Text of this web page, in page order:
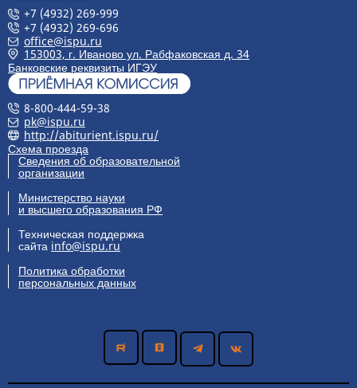
+7 (4932) 269-999
+7 (4932) 269-696
office@ispu.ru
153003, г. Иваново ул. Рабфаковская д. 34
Банковские реквизиты ИГЭУ
8-800-444-59-38
pk@ispu.ru
http://abiturient.ispu.ru/
Схема проезда
Сведения об образовательной
организации
Министерство науки
и высшего образования РФ
Техническая поддержка
сайта info@ispu.ru
Политика обработки
персональных данных